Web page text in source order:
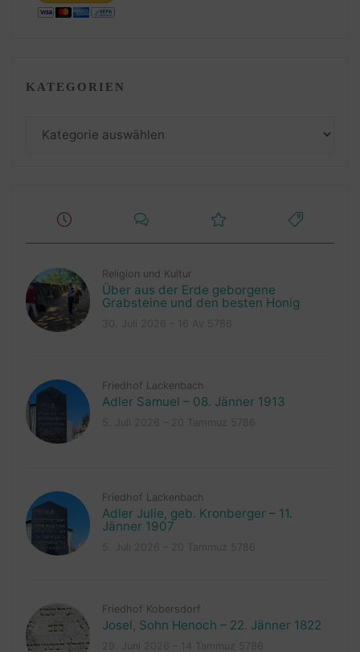
KATEGORIEN
Religion und Kultur
Über aus der Erde geborgene
Grabsteine und den besten Honig
Friedhof Lackenbach
Adler Samuel – 08. Jänner 1913
Friedhof Lackenbach
Adler Julie, geb. Kronberger – 11.
Jänner 1907
Friedhof Kobersdorf
Josel, Sohn Henoch – 22. Jänner 1822